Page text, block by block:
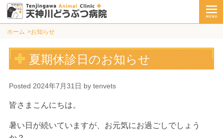
ホーム お知らせ
夏期休診日のお知らせ
Posted 2024年7月31日 by tenvets
皆さまこんにちは。
暑い日が続いていますが、お元気にお過ごしでしょう